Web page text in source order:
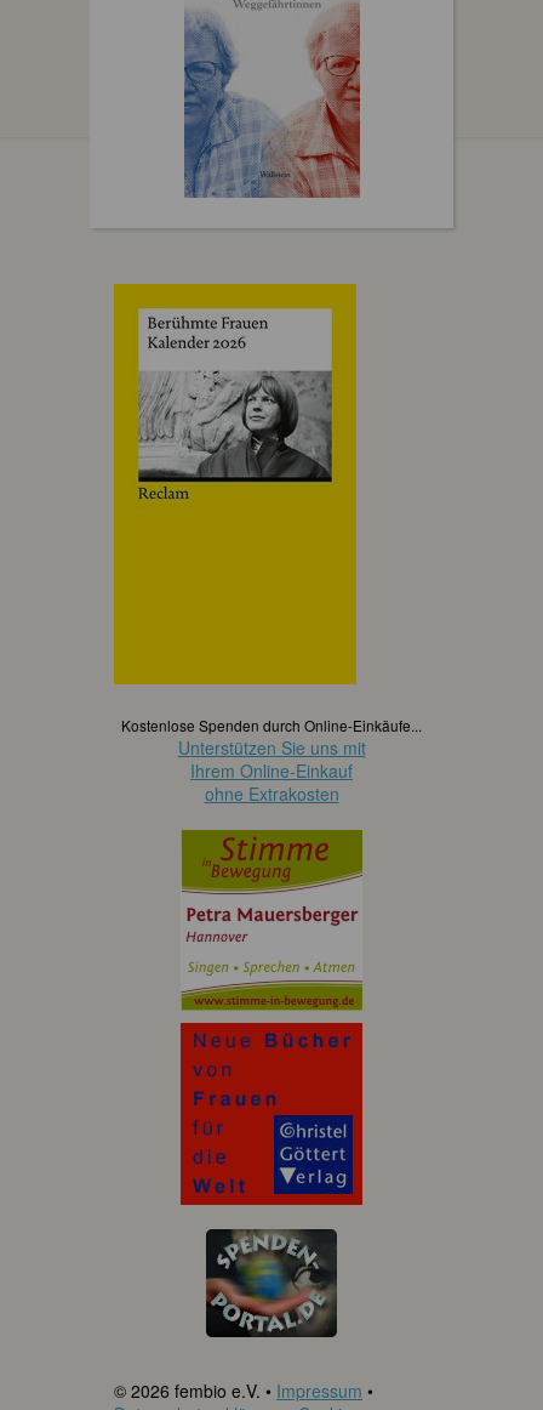
Kostenlose Spenden durch Online-Einkäufe...
Unterstützen Sie uns mit
Ihrem Online-Einkauf
ohne Extrakosten
© 2026 fembio e.V. • Impressum •